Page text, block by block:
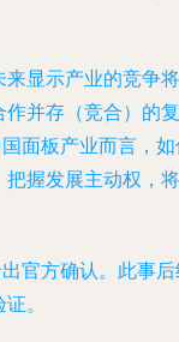
显示产业的竞争将
并存（竞合）的复
面板产业而言，
握发展主动权，将
官方确认。此事
。